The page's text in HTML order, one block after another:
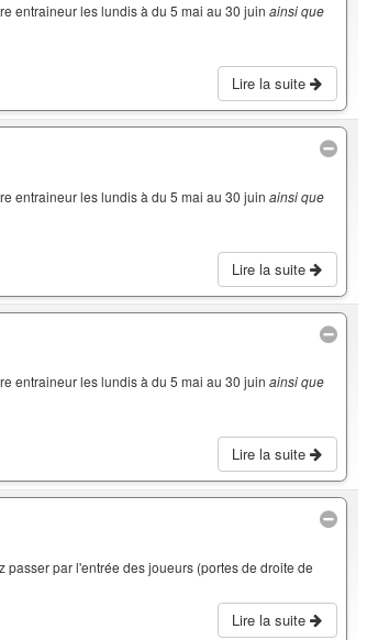
entraineur les lundis à du 5 mai au 30 juin ainsi que
Lire la suite
entraineur les lundis à du 5 mai au 30 juin ainsi que
Lire la suite
entraineur les lundis à du 5 mai au 30 juin ainsi que
Lire la suite
par l'entrée des joueurs (portes de droite de
Lire la suite